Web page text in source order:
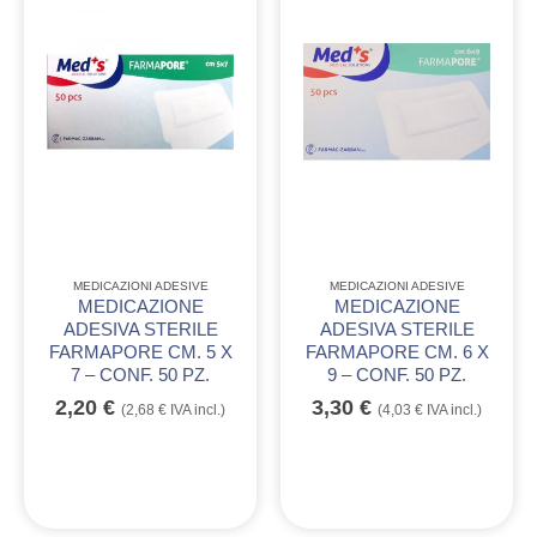
MEDICAZIONI ADESIVE
MEDICAZIONE
ADESIVA STERILE
FARMAPORE CM. 5 X
7 – CONF. 50 PZ.
2,20 € (2,68 € IVA incl.)
MEDICAZIONI ADESIVE
MEDICAZIONE
ADESIVA STERILE
FARMAPORE CM. 6 X
9 – CONF. 50 PZ.
3,30 € (4,03 € IVA incl.)